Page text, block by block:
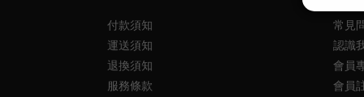
付款須知
運送須知
退換須知
服務條款
常見
認識
會員
會員